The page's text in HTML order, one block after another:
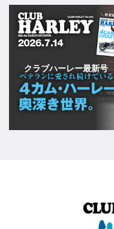
クラブハーレー最新号